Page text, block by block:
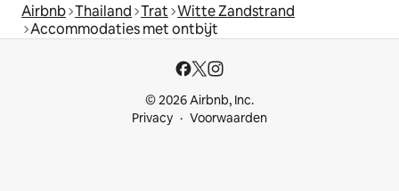
Airbnb Thailand Trat Witte Zandstrand
Accommodaties met ontbijt
© 2026 Airbnb, Inc.
Privacy
Voorwaarden